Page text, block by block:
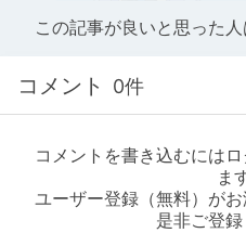
この記事が良いと思った
コメント 0件
コメントを書き込むには
ま
ユーザー登録（無料）が
是非ご登録